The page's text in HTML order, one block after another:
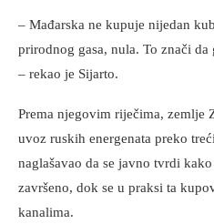
– Mađarska ne kupuje nijedan
prirodnog gasa, nula. To znači
– rekao je Sijarto.
Prema njegovim riječima, zemlje
uvoz ruskih energenata preko
naglašavao da se javno tvrdi
završeno, dok se u praksi ta
kanalima.